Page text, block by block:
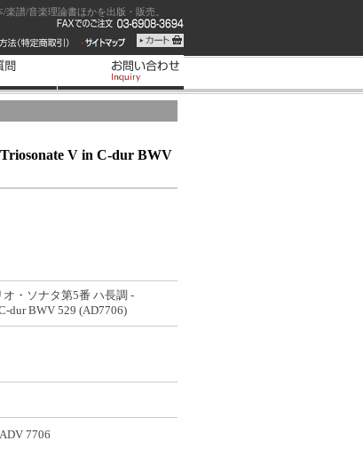
譜/音楽理論書ほかを出版・販売。
V in C-dur BWV
オ・ソナタ第5番 ハ長調 -
dur BWV 529 (AD7706)
7706